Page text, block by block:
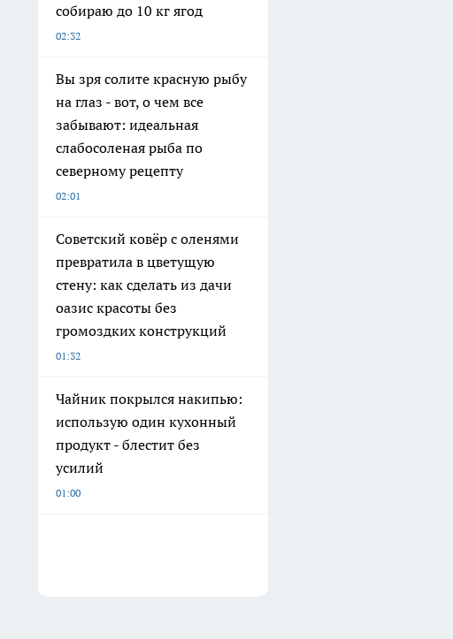
собираю до 10 кг ягод
02:32
Вы зря солите красную рыбу
на глаз - вот, о чем все
забывают: идеальная
слабосоленая рыба по
северному рецепту
02:01
Советский ковёр с оленями
превратила в цветущую
стену: как сделать из дачи
оазис красоты без
громоздких конструкций
01:32
Чайник покрылся накипью:
использую один кухонный
продукт - блестит без
усилий
01:00